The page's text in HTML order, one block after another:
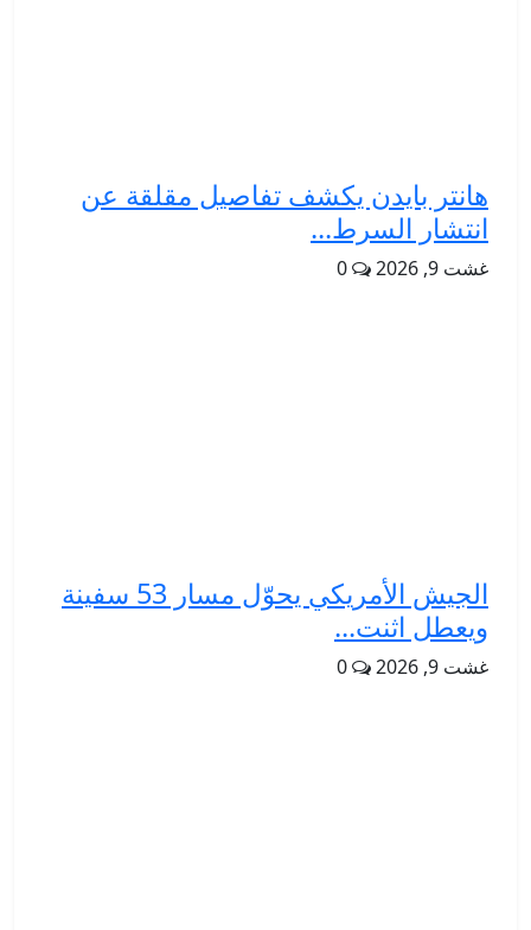
هانتر بايدن يكشف تفاصيل مقلقة عن
انتشار السرط...
غشت 9, 2026 0
الجيش الأمريكي يحوّل مسار 53 سفينة
ويعطل اثنت...
غشت 9, 2026 0